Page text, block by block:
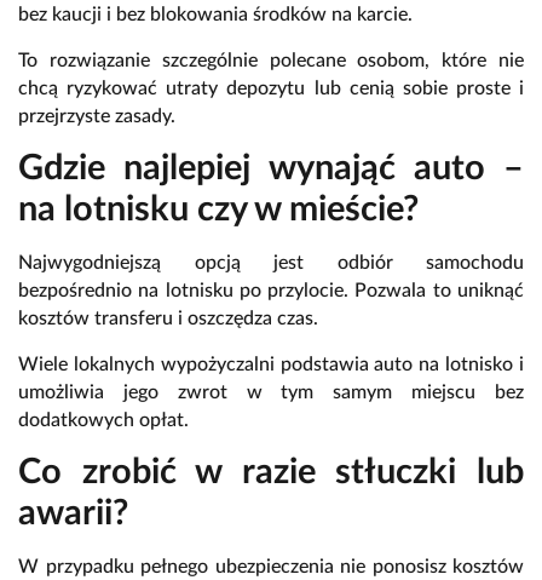
bez kaucji i bez blokowania środków na karcie.
To rozwiązanie szczególnie polecane osobom, które nie
chcą ryzykować utraty depozytu lub cenią sobie proste i
przejrzyste zasady.
Gdzie najlepiej wynająć auto –
na lotnisku czy w mieście?
Najwygodniejszą opcją jest odbiór samochodu
bezpośrednio na lotnisku po przylocie. Pozwala to uniknąć
kosztów transferu i oszczędza czas.
Wiele lokalnych wypożyczalni podstawia auto na lotnisko i
umożliwia jego zwrot w tym samym miejscu bez
dodatkowych opłat.
Co zrobić w razie stłuczki lub
awarii?
W przypadku pełnego ubezpieczenia nie ponosisz kosztów